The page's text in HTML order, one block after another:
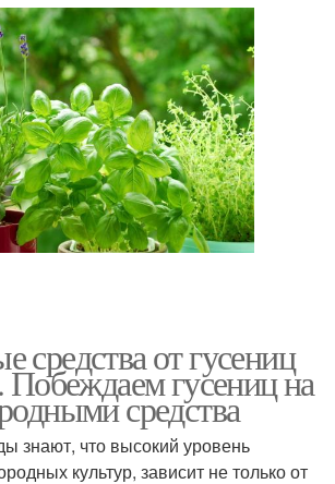
средства от гусениц
Побеждаем гусениц на
средства
знают, что высокий уровень
культур, зависит не только от